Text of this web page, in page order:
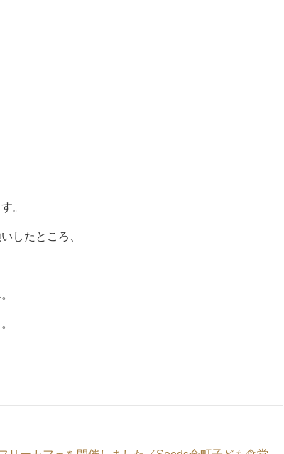
。
したところ、